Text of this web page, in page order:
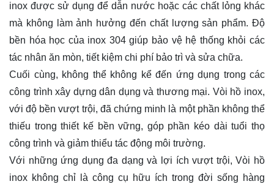
inox được sử dụng để dẫn nước hoặc các chất lỏng khác
mà không làm ảnh hưởng đến chất lượng sản phẩm. Độ
bền hóa học của inox 304 giúp bảo vệ hệ thống khỏi các
tác nhân ăn mòn, tiết kiệm chi phí bảo trì và sửa chữa.
Cuối cùng, không thể không kể đến ứng dụng trong các
công trình xây dựng dân dụng và thương mại. Vòi hồ inox,
với độ bền vượt trội, đã chứng minh là một phần không thể
thiếu trong thiết kế bền vững, góp phần kéo dài tuổi thọ
công trình và giảm thiểu tác động môi trường.
Với những ứng dụng đa dạng và lợi ích vượt trội, Vòi hồ
inox không chỉ là công cụ hữu ích trong đời sống hàng